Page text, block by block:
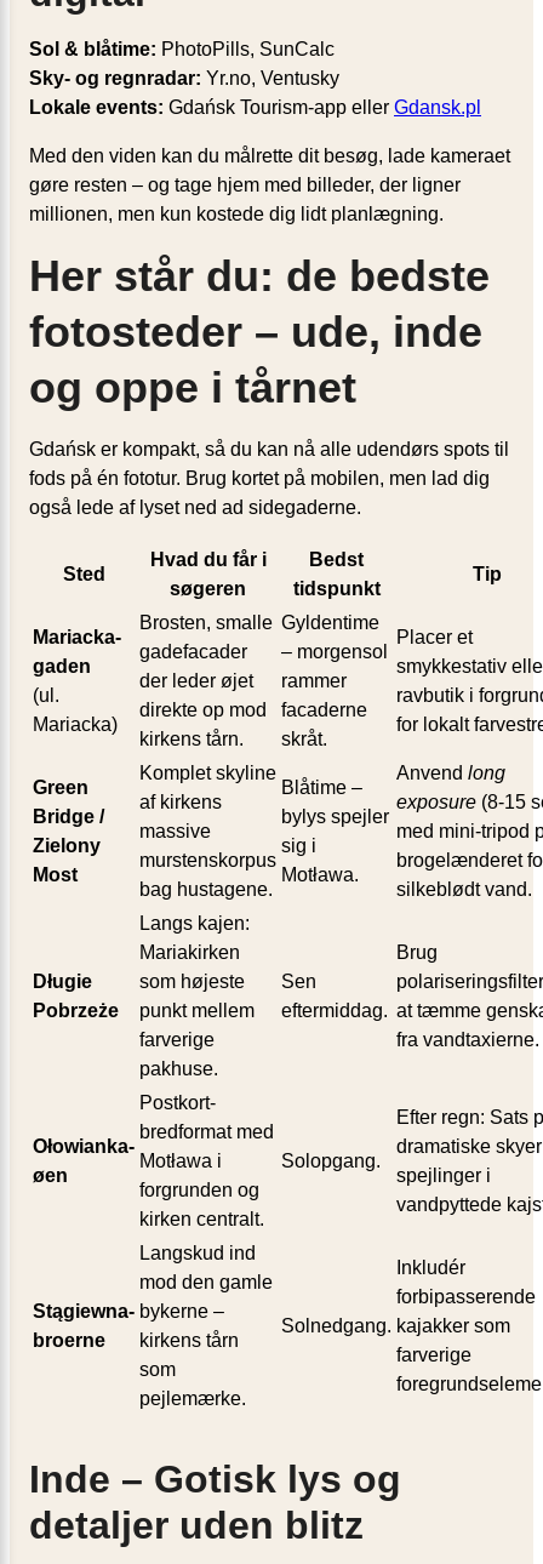
Sol & blåtime: PhotoPills, SunCalc
Sky- og regnradar: Yr.no, Ventusky
Lokale events: Gdańsk Tourism-app eller Gdansk.pl
Med den viden kan du målrette dit besøg, lade kameraet
gøre resten – og tage hjem med billeder, der ligner
millionen, men kun kostede dig lidt planlægning.
Her står du: de bedste
fotosteder – ude, inde
og oppe i tårnet
Gdańsk er kompakt, så du kan nå alle udendørs spots til
fods på én fototur. Brug kortet på mobilen, men lad dig
også lede af lyset ned ad sidegaderne.
Sted
Hvad du får i
søgeren
Bedst
tidspunkt
Tip
Mariacka-
gaden
(ul.
Mariacka)
Brosten, smalle
gadefacader
der leder øjet
direkte op mod
kirkens tårn.
Gyldentime
– morgensol
rammer
facaderne
skråt.
Placer et
smykkestativ
ravbutik i
for lokalt
Green
Bridge /
Zielony
Most
Komplet skyline
af kirkens
massive
murstenskorpus
bag hustagene.
Blåtime –
bylys spejler
sig i
Motława.
Anvend long
exposure (8-15
med mini-tripod
brogelænderet
silkeblødt vand.
Długie
Pobrzeże
Langs kajen:
Mariakirken
som højeste
punkt mellem
farverige
pakhuse.
Sen
eftermiddag.
Brug
at tæmme
fra vandtaxierne.
Ołowianka-
øen
Postkort-
bredformat med
Motława i
forgrunden og
kirken centralt.
Solopgang.
Efter regn: Sats
dramatiske
spejlinger i
vandpyttede
Stągiewna-
broerne
Langskud ind
mod den gamle
bykerne –
kirkens tårn
som
pejlemærke.
Solnedgang.
Inkludér
forbipasserende
kajakker som
farverige
Inde – Gotisk lys og
detaljer uden blitz